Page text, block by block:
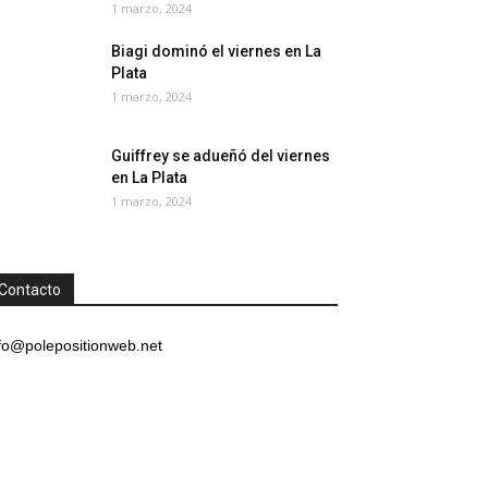
1 marzo, 2024
Biagi dominó el viernes en La
Plata
1 marzo, 2024
Guiffrey se adueñó del viernes
en La Plata
1 marzo, 2024